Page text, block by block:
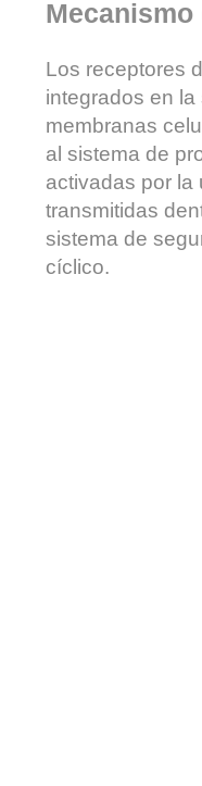
Los receptores
integrados en
membranas
al sistema de
activadas por la
transmitidas
sistema de
cíclico.